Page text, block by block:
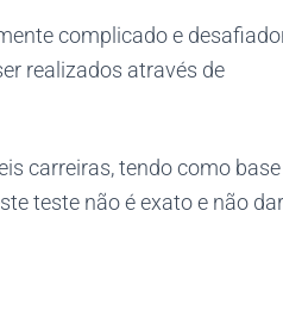
complicado e
realizados através de
carreiras, tendo como
teste não é exato e não